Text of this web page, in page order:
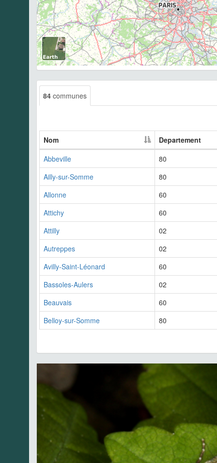
84 communes
Nom
Departement
Abbeville
80
Ailly-sur-Somme
80
Allonne
60
Attichy
60
Attilly
02
Autreppes
02
Avilly-Saint-Léonard
60
Bassoles-Aulers
02
Beauvais
60
Belloy-sur-Somme
80